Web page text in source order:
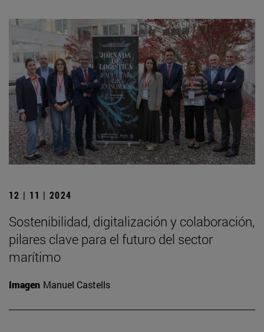
12 | 11 | 2024
Sostenibilidad, digitalización y colaboración,
pilares clave para el futuro del sector
marítimo
Imagen Manuel Castells